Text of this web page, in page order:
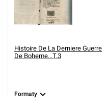
Histoire De La Derniere Guerre
De Boheme...T.3
Formaty